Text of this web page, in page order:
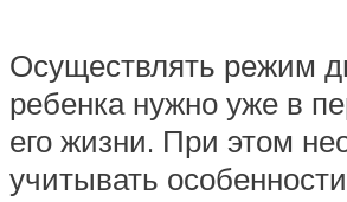
Осуществлять режим
ребенка нужно уже в
его жизни. При этом
учитывать